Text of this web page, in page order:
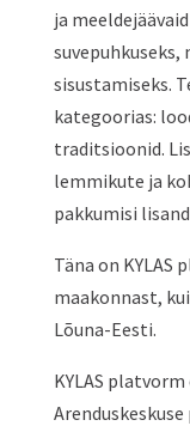
ja
sisustamiseks.
kategoorias:
traditsioonid.
lemmikute ja
pakkumisi
Täna on
maakonnast,
Lõuna-Eesti.
KYLAS